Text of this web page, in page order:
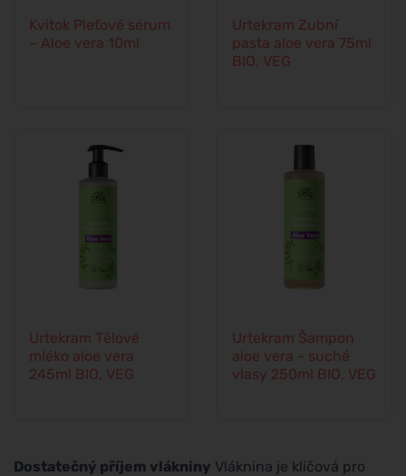
Kvitok Pleťové sérum
– Aloe vera 10ml
Urtekram Zubní
pasta aloe vera 75ml
BIO, VEG
Urtekram Tělové
mléko aloe vera
245ml BIO, VEG
Urtekram Šampon
aloe vera - suché
vlasy 250ml BIO, VEG
Dostatečný příjem vlákniny Vláknina je klíčová pro